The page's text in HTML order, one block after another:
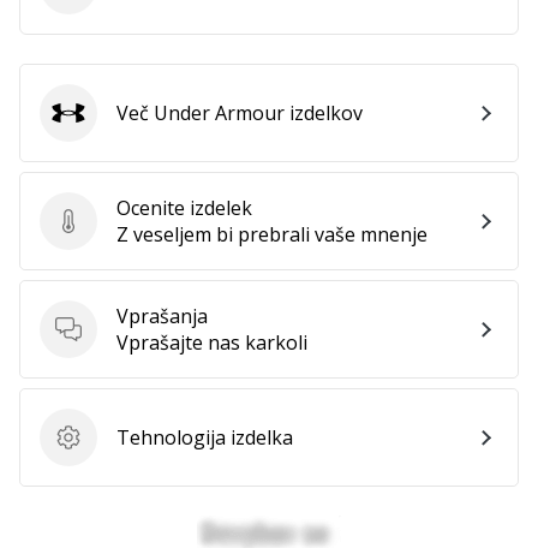
Ocenite izdelek
Ocenite izdelek
Z veseljem bi prebrali vaše mnenje
Vprašanja
Vprašanja
Vprašajte nas karkoli
Tehnologija izdelka
Tehnologija izdelka
Under Armour
Več Under Armour izdelkov